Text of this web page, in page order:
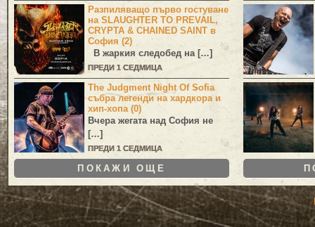
Разпиляващо първо гостуване
на SLAUGHTER TO PREVAIL,
CRYPTA & CHAINED SAINT в
София (2)
В жаркия следобед на […]
ПРЕДИ 1 СЕДМИЦА
The Judgment Night Of Sofia
събра легенди на хардкора и
хип-хопа (0)
Вчера жегата над София не
[…]
ПРЕДИ 1 СЕДМИЦА
ПОКАЖИ ОЩЕ